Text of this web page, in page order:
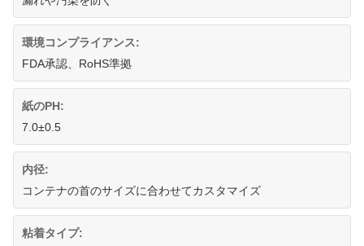
環境コンプライアンス:
FDA承認、RoHS準拠
紙のPH:
7.0±0.5
内径:
コンテナの首のサイズに合わせてカスタマイズ
粘着タイプ: